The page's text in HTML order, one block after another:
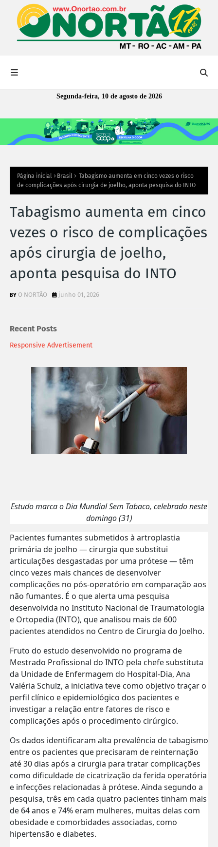
Segunda-feira, 10 de agosto de 2026
Página inicial Brasil
Tabagismo aumenta em cinco vezes o risco
de complicações após cirurgia de joelho, aponta pesquisa do INTO
Tabagismo aumenta em cinco
vezes o risco de complicações
após cirurgia de joelho,
aponta pesquisa do INTO
O NORTÃO junho 01, 2026
Recent Posts
Responsive Advertisement
Estudo marca o Dia Mundial Sem Tabaco, celebrado neste
domingo (31)
Pacientes fumantes submetidos à artroplastia
primária de joelho — cirurgia que substitui
articulações desgastadas por uma prótese — têm
cinco vezes mais chances de desenvolver
complicações no pós-operatório em comparação aos
não fumantes. É o que alerta uma pesquisa
desenvolvida no Instituto Nacional de Traumatologia
e Ortopedia (INTO), que analisou mais de 600
pacientes atendidos no Centro de Cirurgia do Joelho.
Fruto do estudo desenvolvido no programa de
Mestrado Profissional do INTO pela chefe substituta
da Unidade de Enfermagem do Hospital-Dia, Ana
Valéria Schulz, a iniciativa teve como objetivo traçar o
perfil clínico e epidemiológico dos pacientes e
investigar a relação entre fatores de risco e
complicações após o procedimento cirúrgico.
Os dados identificaram alta prevalência de tabagismo
entre os pacientes que precisaram de reinternação
até 30 dias após a cirurgia para tratar complicações
como dificuldade de cicatrização da ferida operatória
e infecções relacionadas à prótese. Ainda segundo a
pesquisa, três em cada quatro pacientes tinham mais
de 64 anos e 74% eram mulheres, muitas delas com
obesidade e comorbidades associadas, como
hipertensão e diabetes.